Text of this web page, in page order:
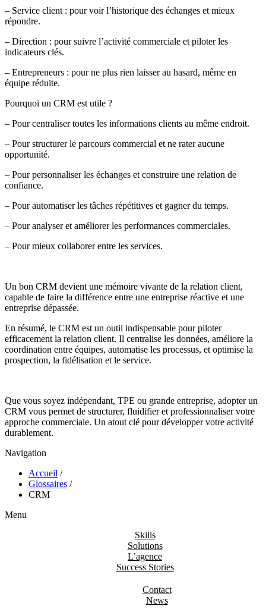
– Service client : pour voir l’historique des échanges et mieux
répondre.
– Direction : pour suivre l’activité commerciale et piloter les
indicateurs clés.
– Entrepreneurs : pour ne plus rien laisser au hasard, même en
équipe réduite.
Pourquoi un CRM est utile ?
– Pour centraliser toutes les informations clients au même endroit.
– Pour structurer le parcours commercial et ne rater aucune
opportunité.
– Pour personnaliser les échanges et construire une relation de
confiance.
– Pour automatiser les tâches répétitives et gagner du temps.
– Pour analyser et améliorer les performances commerciales.
– Pour mieux collaborer entre les services.
Un bon CRM devient une mémoire vivante de la relation client,
capable de faire la différence entre une entreprise réactive et une
entreprise dépassée.
En résumé, le CRM est un outil indispensable pour piloter
efficacement la relation client. Il centralise les données, améliore la
coordination entre équipes, automatise les processus, et optimise la
prospection, la fidélisation et le service.
Que vous soyez indépendant, TPE ou grande entreprise, adopter un
CRM vous permet de structurer, fluidifier et professionnaliser votre
approche commerciale. Un atout clé pour développer votre activité
durablement.
Navigation
Accueil /
Glossaires /
CRM
Menu
Skills
Solutions
L’agence
Success Stories
Contact
News